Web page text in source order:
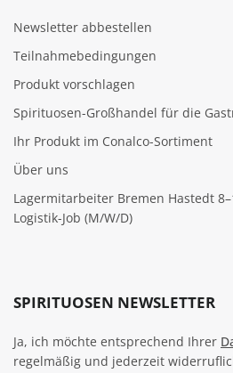
Newsletter abbestellen
Teilnahmebedingungen
Produkt vorschlagen
Spirituosen-Großhandel für die
Ihr Produkt im Conalco-Sortiment
Über uns
Lagermitarbeiter Bremen Hastedt
Logistik-Job (M/W/D)
SPIRITUOSEN NEWSLETTER
Ja, ich möchte entsprechend Ihrer
regelmäßig und jederzeit